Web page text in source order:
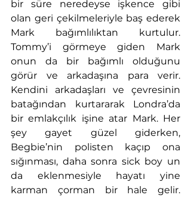
bir süre neredeyse işkence gibi
olan geri çekilmeleriyle baş ederek
Mark bağımlılıktan kurtulur.
Tommy’i görmeye giden Mark
onun da bir bağımlı olduğunu
görür ve arkadaşına para verir.
Kendini arkadaşları ve çevresinin
batağından kurtararak Londra’da
bir emlakçılık işine atar Mark. Her
şey gayet güzel giderken,
Begbie’nin polisten kaçıp ona
sığınması, daha sonra sick boy un
da eklenmesiyle hayatı yine
karman çorman bir hale gelir.